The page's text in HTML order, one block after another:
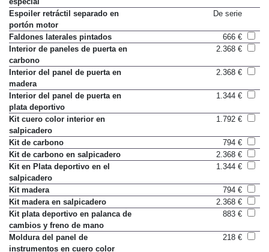
especial
Espoiler retráctil separado en
portón motor
Faldones laterales pintados
666 €
Interior de paneles de puerta en
carbono
Interior del panel de puerta en
madera
Interior del panel de puerta en
plata deportivo
Kit cuero color interior en
salpicadero
Kit de carbono
794 €
Kit de carbono en salpicadero
2.368 €
Kit en Plata deportivo en el
salpicadero
Kit madera
794 €
Kit madera en salpicadero
2.368 €
Kit plata deportivo en palanca de
cambios y freno de mano
Moldura del panel de